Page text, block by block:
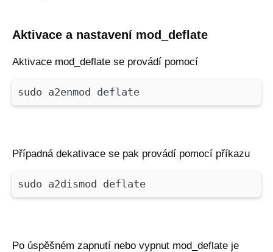
Aktivace a nastavení mod_deflate
Aktivace mod_deflate se provádí pomocí
sudo a2enmod deflate
Případná dekativace se pak provádí pomocí příkazu
sudo a2dismod deflate
Po úspěšném zapnutí nebo vypnut mod_deflate je